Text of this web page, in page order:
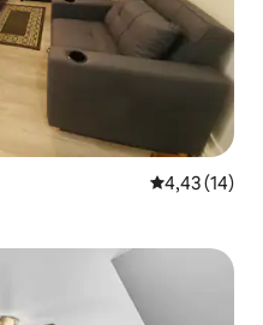
Gemiddelde
4,43 (14)